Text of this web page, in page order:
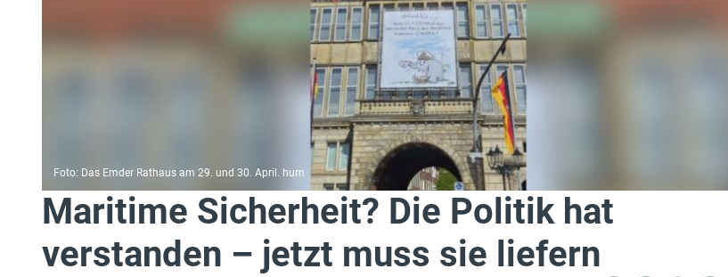
Foto: Das Emder Rathaus am 29. und 30. April. hum
Maritime Sicherheit? Die Politik hat
verstanden – jetzt muss sie liefern